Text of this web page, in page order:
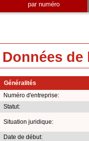
par numéro
Données
Généralités
Numéro d'entreprise:
Statut:
Situation juridique:
Date de début: